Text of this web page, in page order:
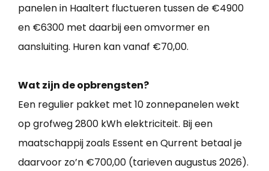
panelen in Haaltert fluctueren tussen de €4900
en €6300 met daarbij een omvormer en
aansluiting. Huren kan vanaf €70,00.
Wat zijn de opbrengsten?
Een regulier pakket met 10 zonnepanelen wekt
op grofweg 2800 kWh elektriciteit. Bij een
maatschappij zoals Essent en Qurrent betaal je
daarvoor zo’n €700,00 (tarieven augustus 2026).